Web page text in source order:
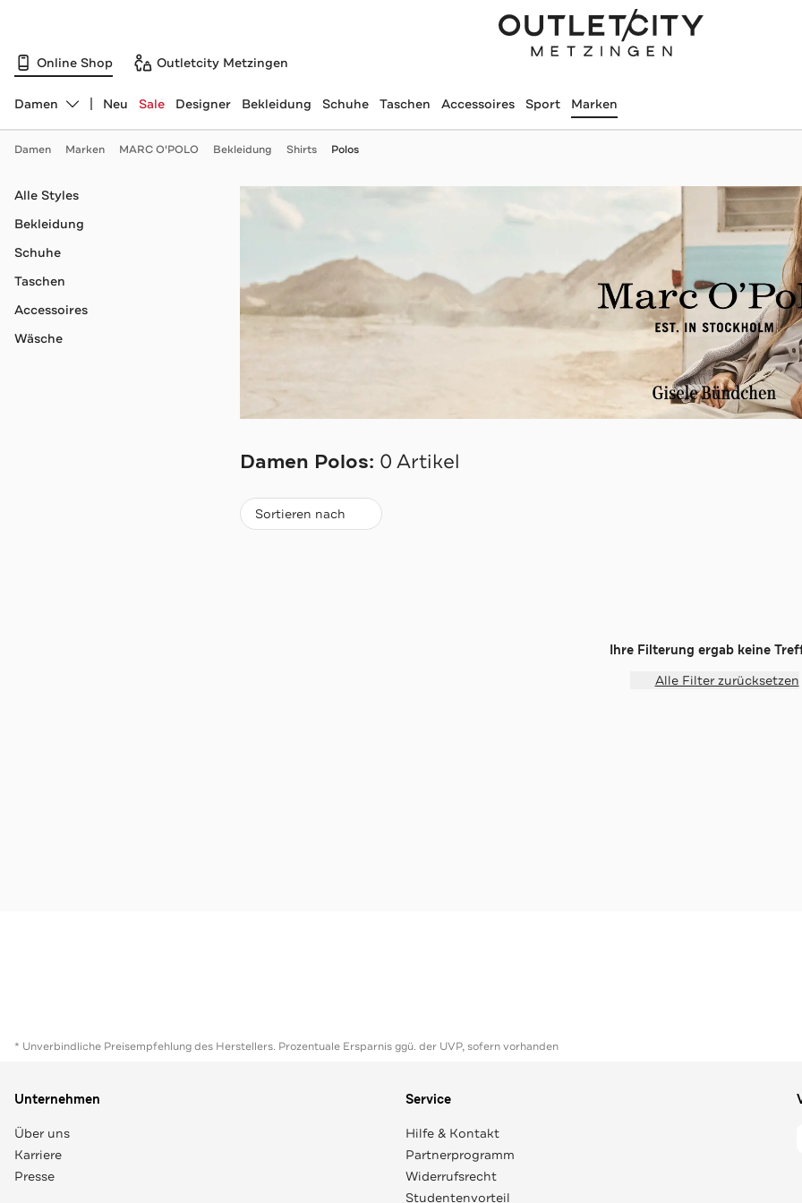
Online Shop Outletcity Metzingen
Abteilung ändern, ausgewählt:
Damen Neu Sale Designer Bekleidung Schuhe Taschen Accessoires Sport Marken
Damen Marken MARC O'POLO Bekleidung Shirts Polos
Damen Polos: 0 Artikel
Navigation überspringen
Alle Styles
Bekleidung
Schuhe
Taschen
Accessoires
Wäsche
Sortieren nach
Beliebteste
Ihre Filterung ergab keine
Alle Filter zurücksetzen
* Unverbindliche Preisempfehlung des Herstellers. Prozentuale Ersparnis ggü. der UVP, sofern vorhanden
Unternehmen
Über uns
Karriere
Presse
Service
Hilfe & Kontakt
Partnerprogramm
Widerrufsrecht
Studentenvorteil